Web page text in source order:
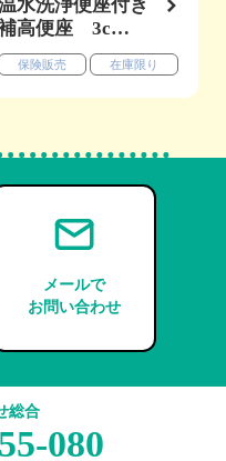
水洗浄便座付き
高便座 3c…
保険販売 在庫限り
メールで
お問い合わせ
総合
080